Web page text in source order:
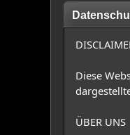
Diese
ÜBER UNS